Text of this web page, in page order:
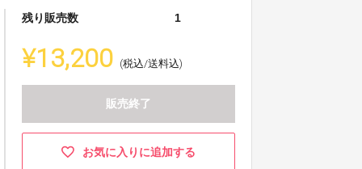
残り販売数 1
¥13,200 (税込/送料込)
販売終了
お気に入りに追加する